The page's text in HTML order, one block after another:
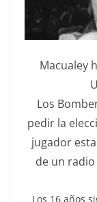
Macualey
Los
pedir la
jugador
de un
Los 16 años